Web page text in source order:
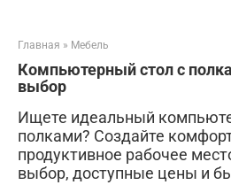
Главная » Мебель
Компьютерный стол с
выбор
Ищете идеальный
полками? Создайте
продуктивное рабочее
выбор, доступные цены и